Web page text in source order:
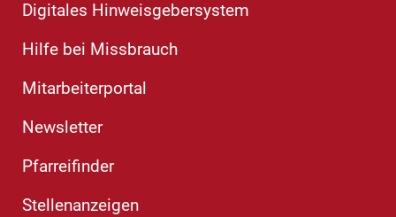
Digitales Hinweisgebersystem
Hilfe bei Missbrauch
Mitarbeiterportal
Newsletter
Pfarreifinder
Stellenanzeigen